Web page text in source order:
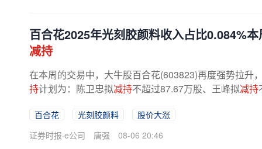
百合花2025年光刻胶颜料收入占比0.084%
减持
在本周的交易中，大牛股百合花(603823)再度强势拉升
持计划为：陈卫忠拟减持不超过87.67万股、王峰拟减持
百合花 光刻胶颜料
股价大涨
证券时报·e公司
唐强 08-06 20:46